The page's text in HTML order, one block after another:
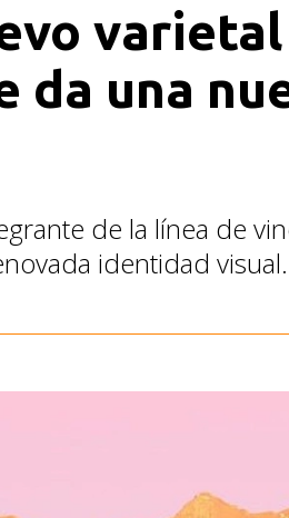
varietal
da una
de la línea de
identidad visual.